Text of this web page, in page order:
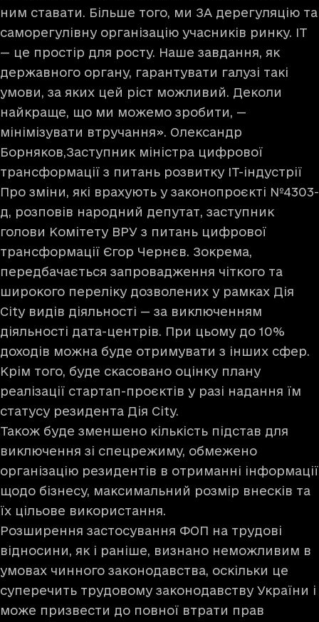
ним ставати. Більше того, ми ЗА дерегуляцію та
саморегулівну організацію учасників ринку. ІТ
— це простір для росту. Наше завдання, як
державного органу, гарантувати галузі такі
умови, за яких цей ріст можливий. Деколи
найкраще, що ми можемо зробити, —
мінімізувати втручання». Олександр
Борняков,Заступник міністра цифрової
трансформації з питань розвитку ІТ-індустрії
Про зміни, які врахують у законопроєкті №4303-
д, розповів народний депутат, заступник
голови Комітету ВРУ з питань цифрової
трансформації Єгор Чернєв. Зокрема,
передбачається запровадження чіткого та
широкого переліку дозволених у рамках Дія
City видів діяльності — за виключенням
діяльності дата-центрів. При цьому до 10%
доходів можна буде отримувати з інших сфер.
Крім того, буде скасовано оцінку плану
реалізації стартап-проєктів у разі надання їм
статусу резидента Дія City.
Також буде зменшено кількість підстав для
виключення зі спецрежиму, обмежено
організацію резидентів в отриманні інформації
щодо бізнесу, максимальний розмір внесків та
їх цільове використання.
Розширення застосування ФОП на трудові
відносини, як і раніше, визнано неможливим в
умовах чинного законодавства, оскільки це
суперечить трудовому законодавству України і
може призвести до повної втрати прав